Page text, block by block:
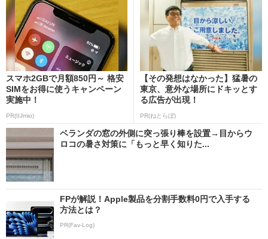
スマホ2GBで月額850円～ 格安
SIMをお得に使うキャンペーン
実施中！
PR(IIJmio)
【その発想はなかった】猛暑の
東京、意外な場所にドキッとす
る広告が出現！
PR(ねとらぼ)
ベランダの窓の外側に突っ張り棒を設置→目からウ
ロコの暑さ対策に「もっと早く知りた...
FPが解説！Apple製品を分割手数料0円で入手する
方法とは？
PR(Fav-Log)